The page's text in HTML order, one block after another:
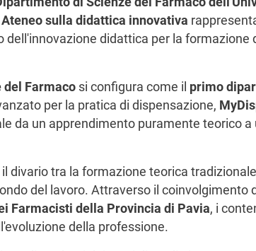
sulla didattica innovativa
dell'innovazione didattica per la formazione
del Farmaco si configura come il primo
per la pratica di dispensazione,
da un apprendimento puramente teorico a
divario tra la formazione teorica
del lavoro. Attraverso il coinvolgimento
Farmacisti della Provincia di Pavia, i
della professione.